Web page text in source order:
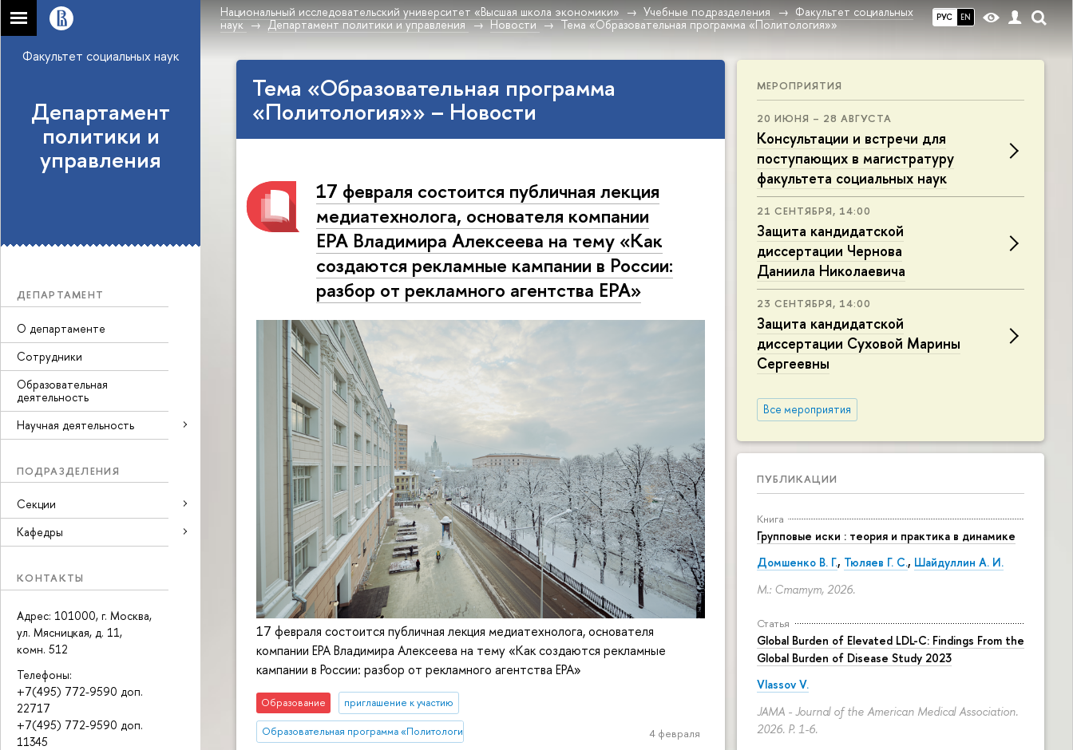
РУС EN
Национальный исследовательский университет «Высшая школа экономики» Учебные подразделения
Факультет социальных
наук
Департамент политики и управления Новости Тема «Образовательная программа «Политология»»
Факультет социальных наук
Департамент
политики и
управления
ДЕПАРТАМЕНТ
О департаменте
Сотрудники
Образовательная
деятельность
Научная деятельность
ПОДРАЗДЕЛЕНИЯ
Секции
Кафедры
КОНТАКТЫ
Адрес: 101000, г. Москва,
ул. Мясницкая, д. 11,
комн. 512
Телефоны:
+7(495) 772-9590 доп.
22717
+7(495) 772-9590 доп.
11345
МЕРОПРИЯТИЯ
20 ИЮНЯ – 28 АВГУСТА
Консультации и встречи для
поступающих в магистратуру
факультета социальных наук
21 СЕНТЯБРЯ, 14:00
Защита кандидатской
диссертации Чернова
Даниила Николаевича
23 СЕНТЯБРЯ, 14:00
Защита кандидатской
диссертации Суховой Марины
Сергеевны
Все мероприятия
ПУБЛИКАЦИИ
Книга
Групповые иски : теория и практика в динамике
Домшенко В. Г., Тюляев Г. С., Шайдуллин А. И.
М.: Статут, 2026.
Статья
Global Burden of Elevated LDL-C: Findings From the
Global Burden of Disease Study 2023
Vlassov V.
JAMA - Journal of the American Medical Association.
2026. P. 1-6.
Тема «Образовательная программа
«Политология»» – Новости
17 февраля состоится публичная лекция
медиатехнолога, основателя компании
ЕРА Владимира Алексеева на тему «Как
создаются рекламные кампании в России:
разбор от рекламного агентства ЕРА»
17 февраля состоится публичная лекция медиатехнолога, основателя
компании ЕРА Владимира Алексеева на тему «Как создаются рекламные
кампании в России: разбор от рекламного агентства ЕРА»
Образование приглашение к участию
Образовательная программа «Политология» 4 февраля